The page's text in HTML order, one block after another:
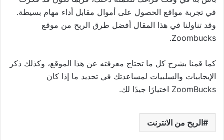
في تجربة مواقع الحصول على أموال مقابل أداء مهام بسيطة.
وقد تناولنا في هذا المقال أفضل طرق الربح من موقع
Zoombucks.
كما قمنا بشرح كل ما تحتاج معرفته عن هذا الموقع، وكذلك ذكر
الإيجابيات والسلبيات لمساعدتك في تحديد ما إذا كان
ZoomBucks اختيارًا جيدًا لك.
الربح من الانترنت